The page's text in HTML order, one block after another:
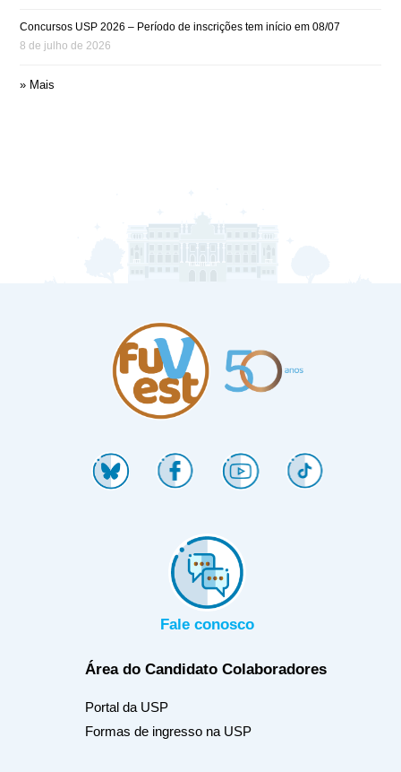
Concursos USP 2026 – Período de inscrições tem início em 08/07
8 de julho de 2026
» Mais
Fale conosco
Área do Candidato Colaboradores
Portal da USP
Formas de ingresso na USP